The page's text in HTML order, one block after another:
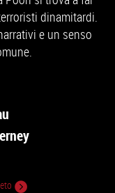
dinamitardi.
e un senso